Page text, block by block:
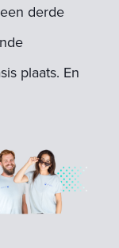
derde
plaats. En